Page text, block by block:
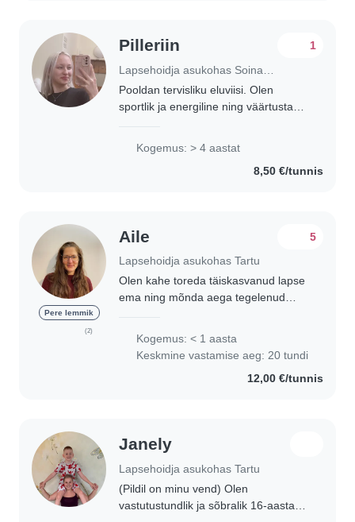
Pilleriin 1
Pooldan tervisliku eluviisi. Olen
sportlik ja energiline ning väärtustan
Kogemus: > 4 aastat
8,50 €/tunnis
Pere lemmik
(2)
Aile
Lapsehoidja asukohas Tartu
5
Olen kahe toreda täiskasvanud lapse
ema ning mõnda aega tegelenud
meeldib mulle oma koera Rohega
Kogemus: < 1 aasta
Keskmine vastamise aeg: 20 tundi
12,00 €/tunnis
Janely
Lapsehoidja asukohas Tartu
(Pildil on minu vend) Olen
vastutustundlik ja sõbralik 16-aastane